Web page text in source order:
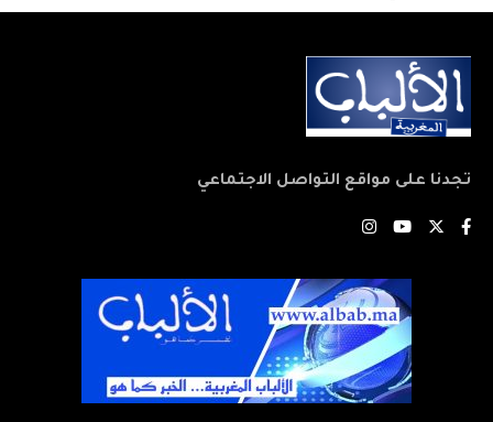
تجدنا على مواقع التواصل الاجتماعي